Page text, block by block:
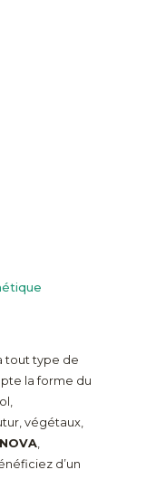
tout type de
la forme du
végétaux,
,
d’un